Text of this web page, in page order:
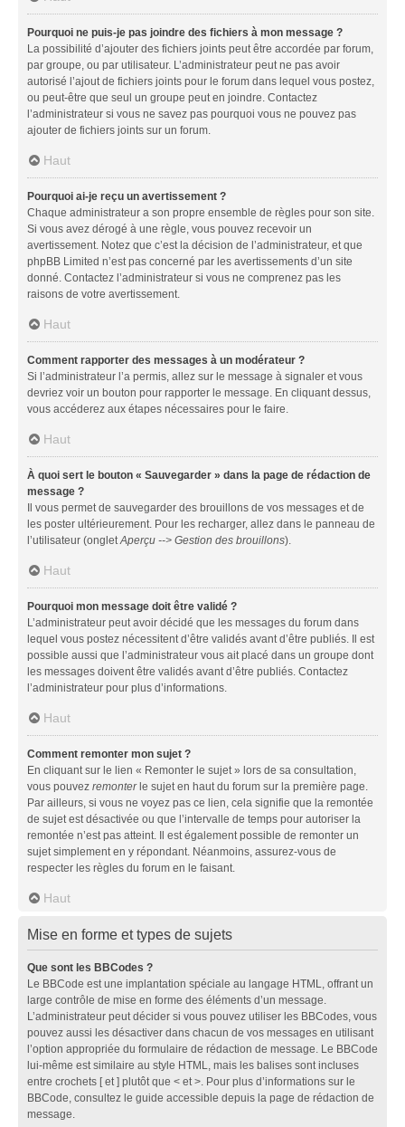
Pourquoi ne puis-je pas joindre des fichiers à mon message ?
La possibilité d’ajouter des fichiers joints peut être accordée par forum,
par groupe, ou par utilisateur. L’administrateur peut ne pas avoir
autorisé l’ajout de fichiers joints pour le forum dans lequel vous postez,
ou peut-être que seul un groupe peut en joindre. Contactez
l’administrateur si vous ne savez pas pourquoi vous ne pouvez pas
ajouter de fichiers joints sur un forum.
Haut
Pourquoi ai-je reçu un avertissement ?
Chaque administrateur a son propre ensemble de règles pour son site.
Si vous avez dérogé à une règle, vous pouvez recevoir un
avertissement. Notez que c’est la décision de l’administrateur, et que
phpBB Limited n’est pas concerné par les avertissements d’un site
donné. Contactez l’administrateur si vous ne comprenez pas les
raisons de votre avertissement.
Haut
Comment rapporter des messages à un modérateur ?
Si l’administrateur l’a permis, allez sur le message à signaler et vous
devriez voir un bouton pour rapporter le message. En cliquant dessus,
vous accéderez aux étapes nécessaires pour le faire.
Haut
À quoi sert le bouton « Sauvegarder » dans la page de rédaction de
message ?
Il vous permet de sauvegarder des brouillons de vos messages et de
les poster ultérieurement. Pour les recharger, allez dans le panneau de
l’utilisateur (ongletAperçu --> Gestion des brouillons).
Haut
Pourquoi mon message doit être validé ?
L’administrateur peut avoir décidé que les messages du forum dans
lequel vous postez nécessitent d’être validés avant d’être publiés. Il est
possible aussi que l’administrateur vous ait placé dans un groupe dont
les messages doivent être validés avant d’être publiés. Contactez
l’administrateur pour plus d’informations.
Haut
Comment remonter mon sujet ?
En cliquant sur le lien « Remonter le sujet » lors de sa consultation,
vous pouvez remonterle sujet en haut du forum sur la première page.
Par ailleurs, si vous ne voyez pas ce lien, cela signifie que la remontée
de sujet est désactivée ou que l’intervalle de temps pour autoriser la
remontée n’est pas atteint. Il est également possible de remonter un
sujet simplement en y répondant. Néanmoins, assurez-vous de
respecter les règles du forum en le faisant.
Haut
Mise en forme et types de sujets
Que sont les BBCodes ?
Le BBCode est une implantation spéciale au langage HTML, offrant un
large contrôle de mise en forme des éléments d’un message.
L’administrateur peut décider si vous pouvez utiliser les BBCodes, vous
pouvez aussi les désactiver dans chacun de vos messages en utilisant
l’option appropriée du formulaire de rédaction de message. Le BBCode
lui-même est similaire au style HTML, mais les balises sont incluses
entre crochets [ et ] plutôt que < et >. Pour plus d’informations sur le
BBCode, consultez le guide accessible depuis la page de rédaction de
message.